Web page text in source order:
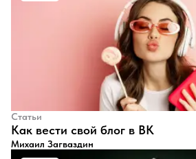
Статьи
​Как вести свой блог в ВК
Михаил Загваздин